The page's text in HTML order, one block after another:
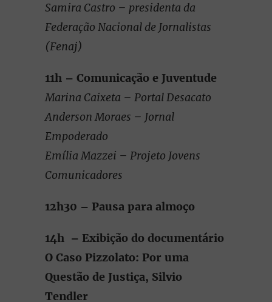
Samira Castro – presidenta da
Federação Nacional de Jornalistas
(Fenaj)
11h – Comunicação e Juventude
Marina Caixeta – Portal Desacato
Anderson Moraes – Jornal
Empoderado
Emília Mazzei – Projeto Jovens
Comunicadores
12h30 – Pausa para almoço
14h – Exibição do documentário
O Caso Pizzolato: Por uma
Questão de Justiça, Silvio
Tendler